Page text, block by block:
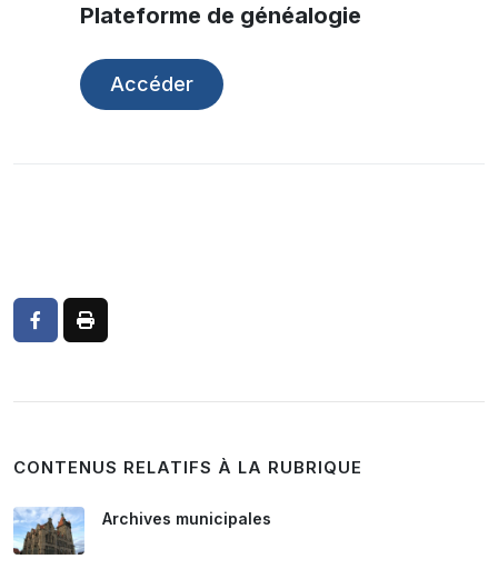
Plateforme de généalogie
Accéder
CONTENUS RELATIFS À LA RUBRIQUE
Archives municipales